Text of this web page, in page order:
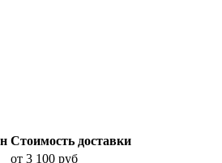
Стоимость доставки
от 3 100 руб